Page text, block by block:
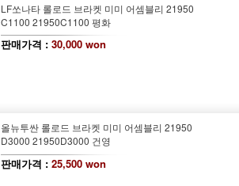
LF쏘나타 롤로드 브라켓 미미 어셈블리 21950
C1100 21950C1100 평화
판매가격 : 30,000 won
올뉴투싼 롤로드 브라켓 미미 어셈블리 21950
D3000 21950D3000 건영
판매가격 : 25,500 won